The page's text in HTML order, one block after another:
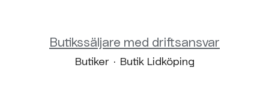
Butikssäljare med driftsansvar
Butiker · Butik Lidköping